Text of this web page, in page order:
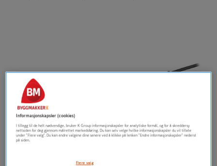
Tidligere
Informasjonskapsler (cookies)
I tillegg til de helt nødvendige, bruker K Group informasjonskapsler for analytiske formål, og for å skreddersy
nettsiden for deg gjennom målrettet markedsføring. Du kan selv velge hvilke informasjonskapsler du vil tillate
under "Flere valg". Du kan endre valgene dine senere ved å klikke på lenken "Endre informasjonskapsler" nederst
på siden.
Flere valg